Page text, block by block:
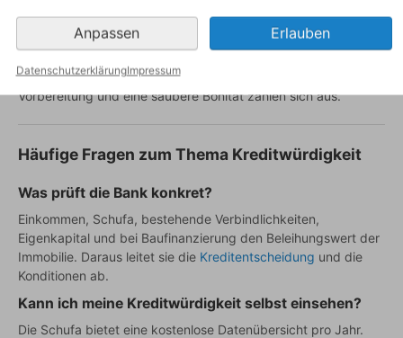
jeweilige Anbieter. Der Service ist kostenlos.
Chancen und Konditionen bei der Baufinanzierung – eine gute
Vorbereitung und eine saubere Bonität zahlen sich aus.
Häufige Fragen zum Thema Kreditwürdigkeit
Was prüft die Bank konkret?
Einkommen, Schufa, bestehende Verbindlichkeiten,
Eigenkapital und bei Baufinanzierung den Beleihungswert der
Immobilie. Daraus leitet sie die Kreditentscheidung und die
Konditionen ab.
Kann ich meine Kreditwürdigkeit selbst einsehen?
Die Schufa bietet eine kostenlose Datenübersicht pro Jahr.
Anpassen Erlauben
DatenschutzerklärungImpressum